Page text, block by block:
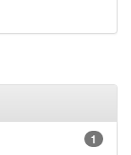
1